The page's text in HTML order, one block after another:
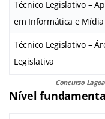
Técnico Legislativo –
em Informática e Mídia
Técnico Legislativo –
Legislativa
Concurso
Nível